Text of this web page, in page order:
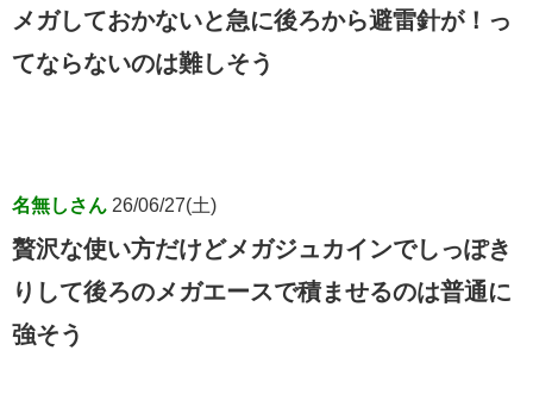
メガしておかないと急に後ろから避雷針が！っ
てならないのは難しそう
名無しさん 26/06/27(土)
贅沢な使い方だけどメガジュカインでしっぽき
りして後ろのメガエースで積ませるのは普通に
強そう